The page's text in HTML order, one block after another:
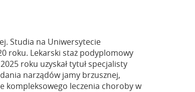
Studia na Uniwersytecie
roku. Lekarski staż podyplomowy
roku uzyskał tytuł specjalisty
narządów jamy brzusznej,
kompleksowego leczenia choroby w